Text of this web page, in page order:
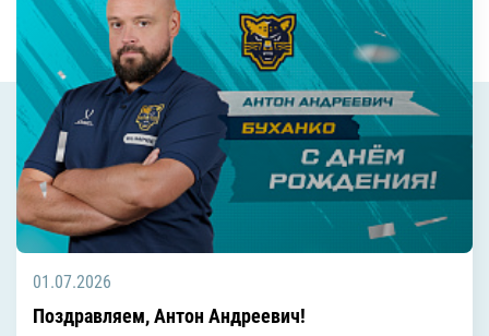
01.07.2026
Поздравляем, Антон Андреевич!